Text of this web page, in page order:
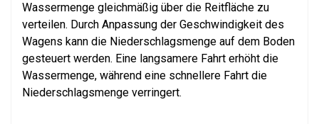
Wassermenge gleichmäßig über die Reitfläche zu
verteilen. Durch Anpassung der Geschwindigkeit des
Wagens kann die Niederschlagsmenge auf dem Boden
gesteuert werden. Eine langsamere Fahrt erhöht die
Wassermenge, während eine schnellere Fahrt die
Niederschlagsmenge verringert.